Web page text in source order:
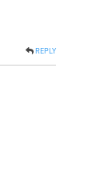
REPLY